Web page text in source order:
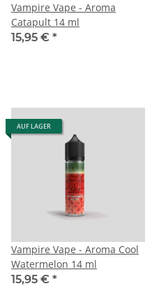
Vampire Vape - Aroma
Catapult 14 ml
15,95 € *
AUF LAGER
Vampire Vape - Aroma Cool
Watermelon 14 ml
15,95 € *